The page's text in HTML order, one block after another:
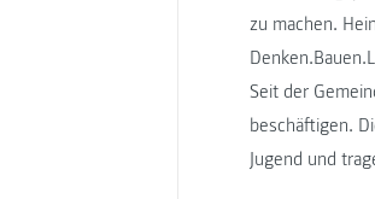
zu machen.
Seit der
beschäftigen.
Jugend und